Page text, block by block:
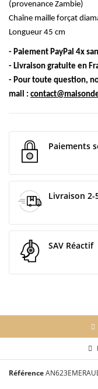
(provenance Zambie)
Chaîne maille forçat
Longueur 45 cm
- Paiement PayPal 4x
- Livraison gratuite en
- Pour toute question,
mail :
Paiements
Livraison 2-
SAV Réactif
Référence